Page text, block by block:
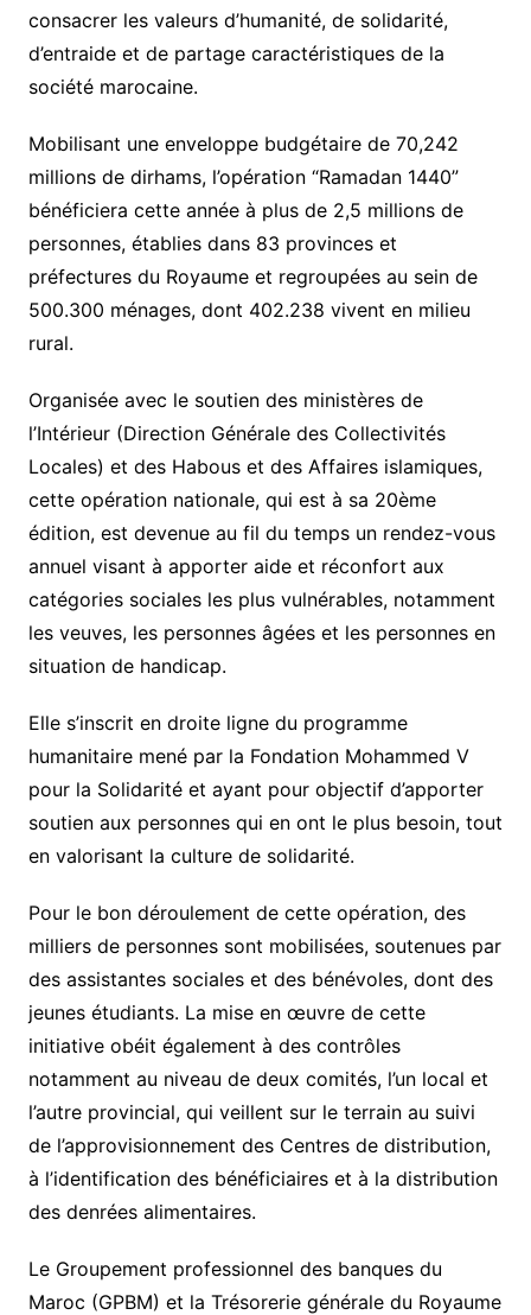
consacrer les valeurs d’humanité, de solidarité,
d’entraide et de partage caractéristiques de la
société marocaine.
Mobilisant une enveloppe budgétaire de 70,242
millions de dirhams, l’opération “Ramadan 1440”
bénéficiera cette année à plus de 2,5 millions de
personnes, établies dans 83 provinces et
préfectures du Royaume et regroupées au sein de
500.300 ménages, dont 402.238 vivent en milieu
rural.
Organisée avec le soutien des ministères de
l’Intérieur (Direction Générale des Collectivités
Locales) et des Habous et des Affaires islamiques,
cette opération nationale, qui est à sa 20ème
édition, est devenue au fil du temps un rendez-vous
annuel visant à apporter aide et réconfort aux
catégories sociales les plus vulnérables, notamment
les veuves, les personnes âgées et les personnes en
situation de handicap.
Elle s’inscrit en droite ligne du programme
humanitaire mené par la Fondation Mohammed V
pour la Solidarité et ayant pour objectif d’apporter
soutien aux personnes qui en ont le plus besoin, tout
en valorisant la culture de solidarité.
Pour le bon déroulement de cette opération, des
milliers de personnes sont mobilisées, soutenues par
des assistantes sociales et des bénévoles, dont des
jeunes étudiants. La mise en œuvre de cette
initiative obéit également à des contrôles
notamment au niveau de deux comités, l’un local et
l’autre provincial, qui veillent sur le terrain au suivi
de l’approvisionnement des Centres de distribution,
à l’identification des bénéficiaires et à la distribution
des denrées alimentaires.
Le Groupement professionnel des banques du
Maroc (GPBM) et la Trésorerie générale du Royaume